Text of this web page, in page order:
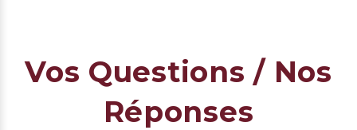
Vos Questions / Nos
Réponses